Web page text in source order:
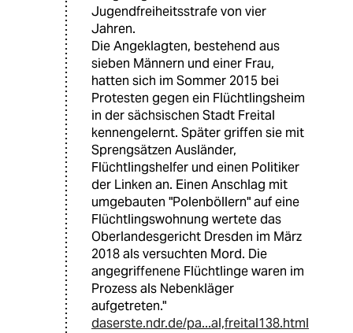
Jugendfreiheitsstrafe von vier
Jahren.
Die Angeklagten, bestehend aus
sieben Männern und einer Frau,
hatten sich im Sommer 2015 bei
Protesten gegen ein Flüchtlingsheim
in der sächsischen Stadt Freital
kennengelernt. Später griffen sie mit
Sprengsätzen Ausländer,
Flüchtlingshelfer und einen Politiker
der Linken an. Einen Anschlag mit
umgebauten "Polenböllern" auf eine
Flüchtlingswohnung wertete das
Oberlandesgericht Dresden im März
2018 als versuchten Mord. Die
angegriffenene Flüchtlinge waren im
Prozess als Nebenkläger
aufgetreten."
daserste.ndr.de/pa...al,freital138.html